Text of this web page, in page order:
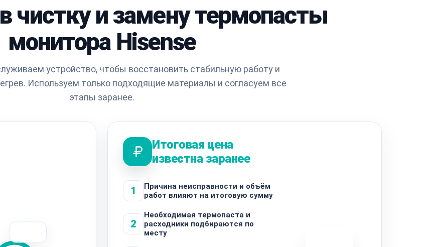
чистку и замену термопасты
монитора Hisense
устройство, чтобы восстановить стабильную работу и
Используем только подходящие материалы и согласуем все
этапы заранее.
Итоговая цена
известна заранее
1
Причина неисправности и объём
работ влияют на итоговую сумму
2
Необходимая термопаста и
расходники подбираются по
месту